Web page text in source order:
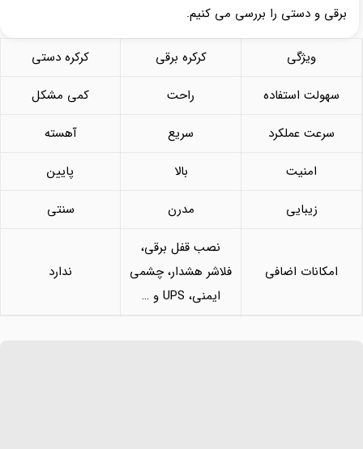
برقی و دستی را بررسی می کنیم.
ویژگی کرکره برقی
کرکره دستی
سهولت استفاده
راحت
کمی مشکل
سرعت عملکرد
سریع
آهسته
امنیت
بالا
پایین
زیبایی
مدرن سنتی
امکانات اضافی
نصب قفل برقی،
فلاشر هشدار، چشمی
ایمنی، UPS و …
ندارد